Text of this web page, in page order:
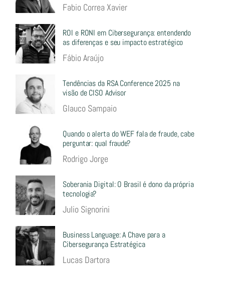
Fabio Correa Xavier
ROI e RONI em Cibersegurança: entendendo
as diferenças e seu impacto estratégico
Fábio Araújo
Tendências da RSA Conference 2025 na
visão de CISO Advisor
Glauco Sampaio
Quando o alerta do WEF fala de fraude, cabe
perguntar: qual fraude?
Rodrigo Jorge
Soberania Digital: O Brasil é dono da própria
tecnologia?
Julio Signorini
Business Language: A Chave para a
Cibersegurança Estratégica
Lucas Dartora